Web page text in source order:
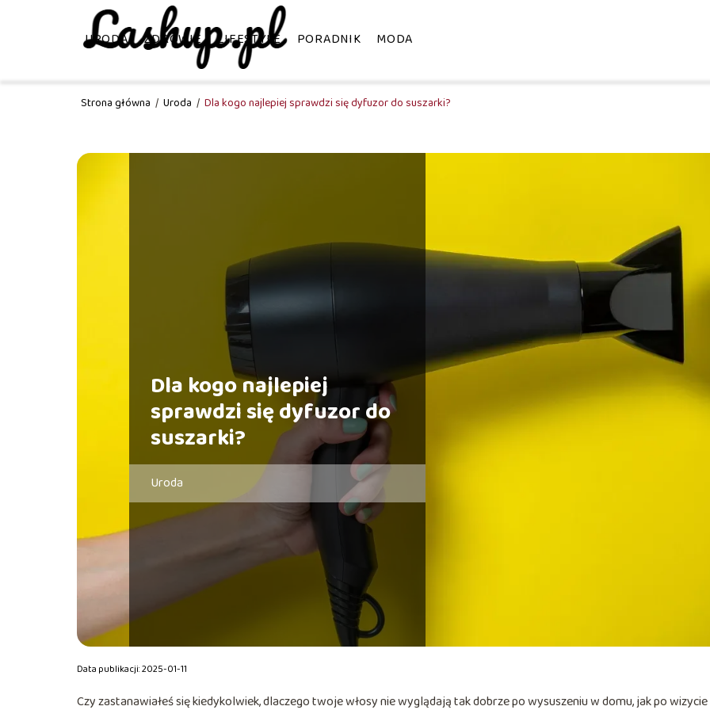
URODA ZDROWIE LIFESTYLE PORADNIK MODA
Strona główna / Uroda / Dla kogo najlepiej sprawdzi się dyfuzor do suszarki?
Dla kogo najlepiej
sprawdzi się dyfuzor do
suszarki?
Uroda
Data publikacji: 2025-01-11
Czy zastanawiałeś się kiedykolwiek, dlaczego twoje włosy nie wyglądają tak dobrze po wysuszeniu w domu, jak po